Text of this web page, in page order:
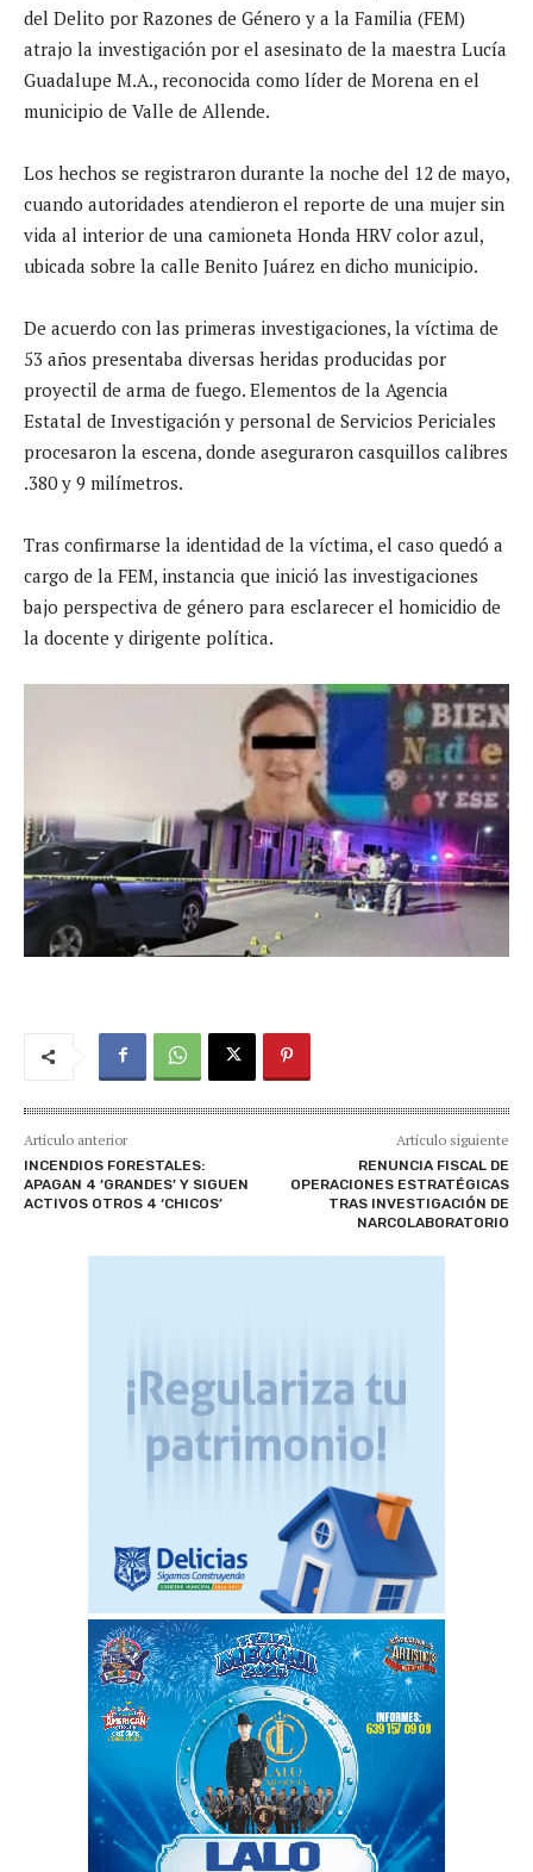
del Delito por Razones de Género y a la Familia (FEM)
atrajo la investigación por el asesinato de la maestra Lucía
Guadalupe M.A., reconocida como líder de Morena en el
municipio de Valle de Allende.
Los hechos se registraron durante la noche del 12 de mayo,
cuando autoridades atendieron el reporte de una mujer sin
vida al interior de una camioneta Honda HRV color azul,
ubicada sobre la calle Benito Juárez en dicho municipio.
De acuerdo con las primeras investigaciones, la víctima de
53 años presentaba diversas heridas producidas por
proyectil de arma de fuego. Elementos de la Agencia
Estatal de Investigación y personal de Servicios Periciales
procesaron la escena, donde aseguraron casquillos calibres
.380 y 9 milímetros.
Tras confirmarse la identidad de la víctima, el caso quedó a
cargo de la FEM, instancia que inició las investigaciones
bajo perspectiva de género para esclarecer el homicidio de
la docente y dirigente política.
Artículo anterior
INCENDIOS FORESTALES:
APAGAN 4 ‘GRANDES’ Y SIGUEN
ACTIVOS OTROS 4 ‘CHICOS’
Artículo siguiente
RENUNCIA FISCAL DE
OPERACIONES ESTRATÉGICAS
TRAS INVESTIGACIÓN DE
NARCOLABORATORIO